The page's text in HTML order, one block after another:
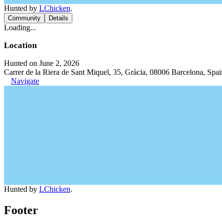
Hunted by LChicken.
Community Details
Loading...
Location
Hunted on June 2, 2026
Carrer de la Riera de Sant Miquel, 35, Gràcia, 08006 Barcelona,
Navigate
Hunted by LChicken.
Footer